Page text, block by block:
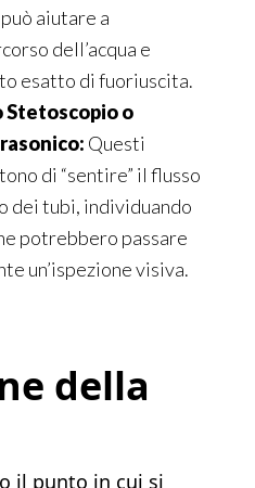
aiutare a
dell’acqua e
esatto di fuoriuscita.
Stetoscopio o
Questi
di “sentire” il flusso
dei tubi, individuando
potrebbero passare
un’ispezione visiva.
della
il punto in cui si